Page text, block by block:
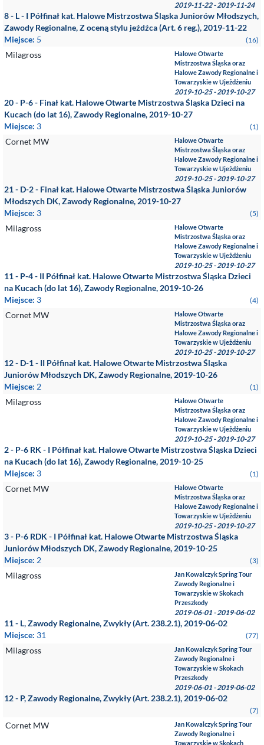
2019-11-22 - 2019-11-24
8 - L - I Półfinał kat. Halowe Mistrzostwa Śląska Juniorów Młodszych,
Zawody Regionalne, Z oceną stylu jeźdźca (Art. 6 reg.), 2019-11-22
Miejsce: 5 (16)
Milagross
Halowe Otwarte
Mistrzostwa Śląska oraz
Halowe Zawody Regionalne i
Towarzyskie w Ujeżdżeniu
2019-10-25 - 2019-10-27
20 - P-6 - Finał kat. Halowe Otwarte Mistrzostwa Śląska Dzieci na
Kucach (do lat 16), Zawody Regionalne, 2019-10-27
Miejsce: 3 (1)
Cornet MW
Halowe Otwarte
Mistrzostwa Śląska oraz
Halowe Zawody Regionalne i
Towarzyskie w Ujeżdżeniu
2019-10-25 - 2019-10-27
21 - D-2 - Finał kat. Halowe Otwarte Mistrzostwa Śląska Juniorów
Młodszych DK, Zawody Regionalne, 2019-10-27
Miejsce: 3 (5)
Milagross
Halowe Otwarte
Mistrzostwa Śląska oraz
Halowe Zawody Regionalne i
Towarzyskie w Ujeżdżeniu
2019-10-25 - 2019-10-27
11 - P-4 - II Półfinał kat. Halowe Otwarte Mistrzostwa Śląska Dzieci
na Kucach (do lat 16), Zawody Regionalne, 2019-10-26
Miejsce: 3 (4)
Cornet MW
Halowe Otwarte
Mistrzostwa Śląska oraz
Halowe Zawody Regionalne i
Towarzyskie w Ujeżdżeniu
2019-10-25 - 2019-10-27
12 - D-1 - II Półfinał kat. Halowe Otwarte Mistrzostwa Śląska
Juniorów Młodszych DK, Zawody Regionalne, 2019-10-26
Miejsce: 2 (1)
Milagross
Halowe Otwarte
Mistrzostwa Śląska oraz
Halowe Zawody Regionalne i
Towarzyskie w Ujeżdżeniu
2019-10-25 - 2019-10-27
2 - P-6 RK - I Półfinał kat. Halowe Otwarte Mistrzostwa Śląska Dzieci
na Kucach (do lat 16), Zawody Regionalne, 2019-10-25
Miejsce: 3 (1)
Cornet MW
Halowe Otwarte
Mistrzostwa Śląska oraz
Halowe Zawody Regionalne i
Towarzyskie w Ujeżdżeniu
2019-10-25 - 2019-10-27
3 - P-6 RDK - I Półfinał kat. Halowe Otwarte Mistrzostwa Śląska
Juniorów Młodszych DK, Zawody Regionalne, 2019-10-25
Miejsce: 2 (3)
Milagross
Jan Kowalczyk Spring Tour
Zawody Regionalne i
Towarzyskie w Skokach
Przeszkody
2019-06-01 - 2019-06-02
11 - L, Zawody Regionalne, Zwykły (Art. 238.2.1), 2019-06-02
Miejsce: 31 (77)
Milagross
Jan Kowalczyk Spring Tour
Zawody Regionalne i
Towarzyskie w Skokach
Przeszkody
2019-06-01 - 2019-06-02
12 - P, Zawody Regionalne, Zwykły (Art. 238.2.1), 2019-06-02
(7)
Cornet MW
Jan Kowalczyk Spring Tour
Zawody Regionalne i
Towarzyskie w Skokach